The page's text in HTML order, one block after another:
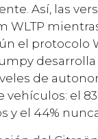
Así, las
WLTP
el protocolo
desarrolla
de
el
y el 44%